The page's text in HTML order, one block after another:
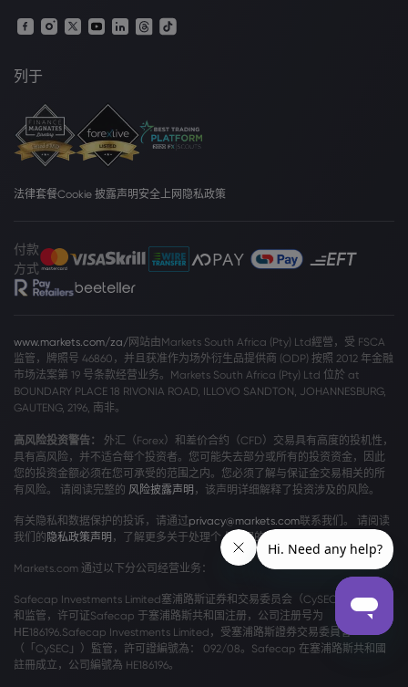
列于
法律套餐Cookie 披露声明 安全上网 隐私政策
付款
方式
www.markets.com/za/网站由Markets South Africa (Pty) Ltd經營，受 FSCA
监管，牌照号 46860，并且获准作为场外衍生品提供商 (ODP) 按照 2012 年金融
市场法案第 19 号条款经营业务。Markets South Africa (Pty) Ltd 位於 at
BOUNDARY PLACE 18 RIVONIA ROAD, ILLOVO SANDTON, JOHANNESBURG,
GAUTENG, 2196, 南非。
高风险投资警告：
外汇（Forex）和差价合约（CFD）交易具有高度的投机性，
具有高风险，并不适合每个投资者。您可能失去部分或所有的投资资金，因此
您的投资金额必须在您可承受的范围之内。您必须了解与保证金交易相关的所
有风险。 请阅读完整的 风险披露声明 ，该声明详细解释了投资涉及的风险。
有关隐私和数据保护的投诉，请通过privacy@markets.com联系我们。 请阅读
我们的 隐私政策声明 ，了解更多关于处理个人数据的信息。
Markets.com 通过以下分公司经营业务：
Safecap Investments Limited塞浦路斯证券和交易委员会（CySEC）颁发牌照
和监管，许可证Safecap 于塞浦路斯共和国注册，公司注册号为
ΗΕ186196.Safecap Investments Limited，受塞浦路斯證券交易委員會
（「CySEC」）監管，許可證編號為： 092/08。Safecap 在塞浦路斯共和國
註冊成立，公司編號為 HE186196。